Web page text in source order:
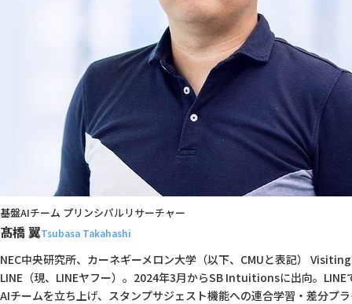
基盤AIチーム プリンシパルリサーチャー
髙橋 翼Tsubasa Takahashi
NEC中央研究所、カーネギーメロン大学（以下、CMUと表記）
LINE（現、LINEヤフー）。2024年3月からSB Intuitionsに出向。
AIチームを立ち上げ、スタンプサジェスト機能への連合学習・差分プ